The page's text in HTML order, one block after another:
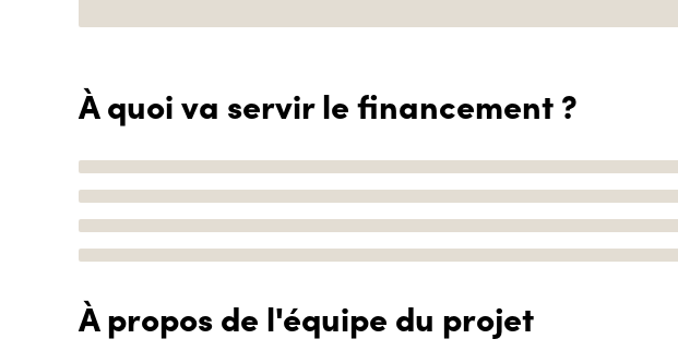
À quoi va servir le financement ?
À propos de l'équipe du projet